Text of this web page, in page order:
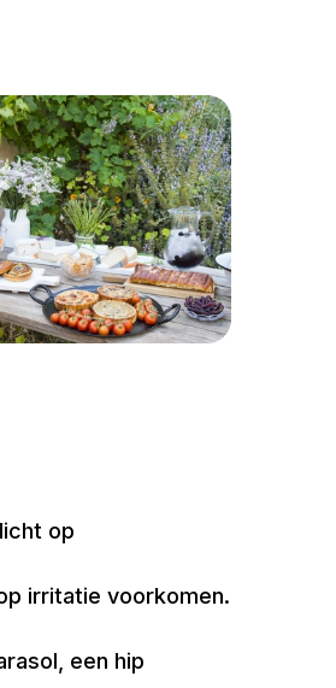
op
irritatie voorkomen.
een hip